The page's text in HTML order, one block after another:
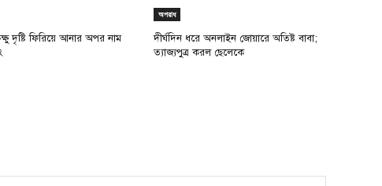
দৃষ্টি ফিরিয়ে আনার অপর নাম
অপরাধ
দীর্ঘদিন ধরে অনলাইন জোয়ারে অতিষ্ট বাবা;
ত্যাজ্যপুত্র করল ছেলেকে